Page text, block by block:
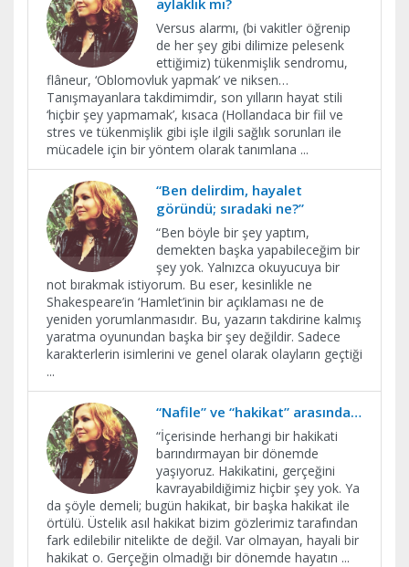
Versus alarmı, (bi vakitler öğrenip
de her şey gibi dilimize pelesenk
ettiğimiz) tükenmişlik sendromu,
flâneur, ‘Oblomovluk yapmak’ ve niksen…
Tanışmayanlara takdimimdir, son yılların hayat stili
‘hiçbir şey yapmamak’, kısaca (Hollandaca bir fiil ve
stres ve tükenmişlik gibi işle ilgili sağlık sorunları ile
mücadele için bir yöntem olarak tanımlana ...
“Ben delirdim, hayalet
göründü; sıradaki ne?”
“Ben böyle bir şey yaptım,
demekten başka yapabileceğim bir
şey yok. Yalnızca okuyucuya bir
not bırakmak istiyorum. Bu eser, kesinlikle ne
Shakespeare’in ‘Hamlet’inin bir açıklaması ne de
yeniden yorumlanmasıdır. Bu, yazarın takdirine kalmış
yaratma oyunundan başka bir şey değildir. Sadece
karakterlerin isimlerini ve genel olarak olayların geçtiği
...
“Nafile” ve “hakikat” arasında…
“İçerisinde herhangi bir hakikati
barındırmayan bir dönemde
yaşıyoruz. Hakikatini, gerçeğini
kavrayabildiğimiz hiçbir şey yok. Ya
da şöyle demeli; bugün hakikat, bir başka hakikat ile
örtülü. Üstelik asıl hakikat bizim gözlerimiz tarafından
fark edilebilir nitelikte de değil. Var olmayan, hayali bir
hakikat o. Gerçeğin olmadığı bir dönemde hayatın ...